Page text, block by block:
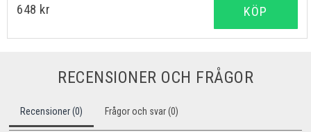
648 kr KÖP
RECENSIONER OCH FRÅGOR
Recensioner (0) Frågor och svar (0)